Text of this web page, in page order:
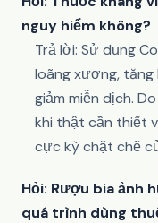
nguy hiểm không?
Trả lời: Sử dụng
loãng xương,
giảm miễn dịch.
khi thật cần thiết
cực kỳ chặt chẽ
Hỏi: Rượu bia ảnh
quá trình dùng